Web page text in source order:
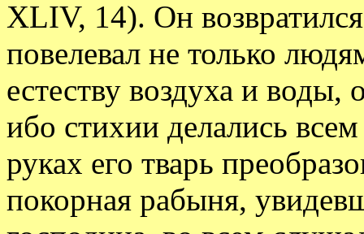
XLIV, 14). Он
повелевал не только
естеству воздуха и
ибо стихии делались
руках его тварь
покорная рабыня,